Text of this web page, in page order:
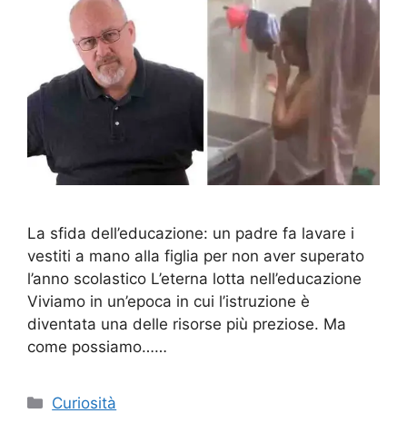
La sfida dell’educazione: un padre fa lavare i
vestiti a mano alla figlia per non aver superato
l’anno scolastico L’eterna lotta nell’educazione
Viviamo in un’epoca in cui l’istruzione è
diventata una delle risorse più preziose. Ma
come possiamo……
Categorie
Curiosità